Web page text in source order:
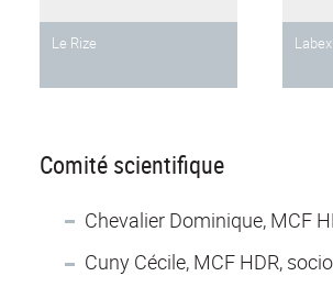
Le Rize
Comité scientifique
Chevalier Dominique, MCF
Cuny Cécile, MCF HDR,